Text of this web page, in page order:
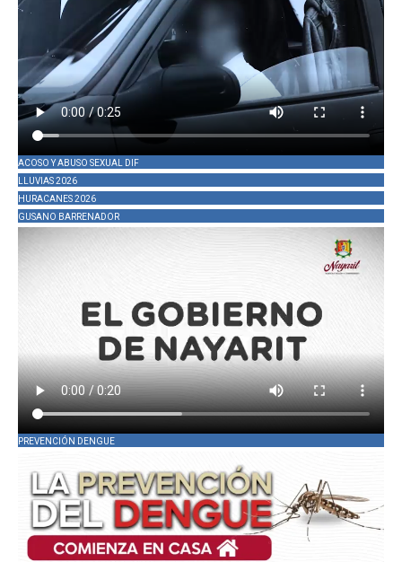
ACOSO Y ABUSO SEXUAL DIF
LLUVIAS 2026
HURACANES 2026
GUSANO BARRENADOR
PREVENCIÓN DENGUE